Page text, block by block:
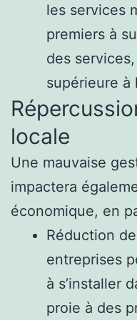
les services
premiers à
des
supérieure à
locale
Une mauvaise
impactera
économique, en
Réduction
entreprises
à s’installer
proie à des